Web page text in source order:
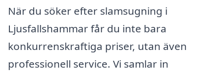
När du söker efter slamsugning i
Ljusfallshammar får du inte bara
konkurrenskraftiga priser, utan även
professionell service. Vi samlar in